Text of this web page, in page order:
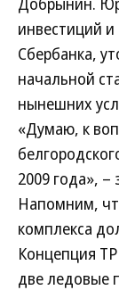
инвестиций
Сбербанка,
начальной
нынешних
«Думаю, к
2009 года»,
Напомним,
комплекса
Концепция
две ледовые